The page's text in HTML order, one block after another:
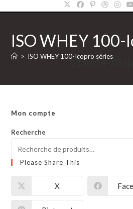
Claude-
ISO WHEY 100-
> ISO WHEY 100-Icopro séries
Mon compte
Recherche
Please Share This
X